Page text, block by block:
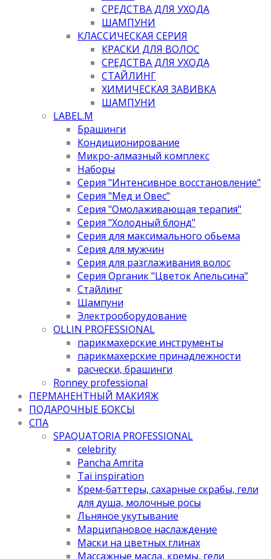
СРЕДСТВА ДЛЯ УХОДА
ШАМПУНИ
КЛАССИЧЕСКАЯ СЕРИЯ
КРАСКИ ДЛЯ ВОЛОС
СРЕДСТВА ДЛЯ УХОДА
СТАЙЛИНГ
ХИМИЧЕСКАЯ ЗАВИВКА
ШАМПУНИ
LABEL.M
Брашинги
Кондиционирование
Микро-алмазный комплекс
Наборы
Серия "Интенсивное восстановление"
Серия "Мед и Овес"
Серия "Омолаживающая терапия"
Серия "Холодный блонд"
Серия для максимального обьема
Серия для мужчин
Серия для разглаживания волос
Серия Органик "Цветок Апельсина"
Стайлинг
Шампуни
Электрооборудование
OLLIN PROFESSIONAL
парикмахерские инструменты
парикмахерские принадлежности
расчески, брашинги
Ronney professional
ПЕРМАНЕНТНЫЙ МАКИЯЖ
ПОДАРОЧНЫЕ БОКСЫ
СПА
SPAQUATORIA PROFESSIONAL
celebrity
Pancha Amrita
Tai inspiration
Крем-баттеры, сахарные скрабы, гели
для душа, молочные росы
Льняное укутывание
Марципановое наслаждение
Маски на цветных глинах
Массажные масла, кремы, гели